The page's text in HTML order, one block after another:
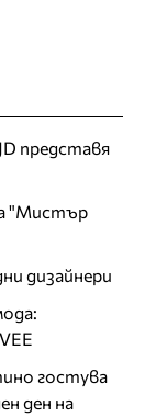
представя
"Мистър
дизайнери
гостува
ден на